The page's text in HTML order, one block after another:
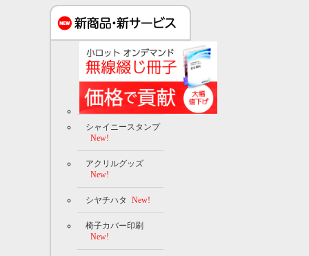
シャイニースタンプ
New!
アクリルグッズ
New!
シヤチハタ New!
椅子カバー印刷
New!